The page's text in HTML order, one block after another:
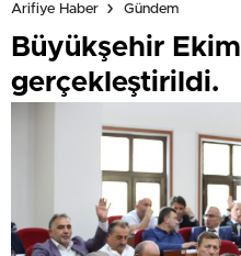
Arifiye Haber Gündem
Büyükşehir
gerçekleştirildi.